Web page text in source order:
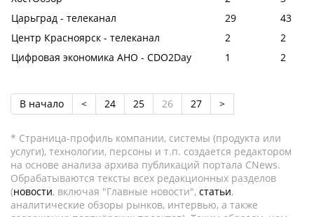
Царьград - телеканал
29
43
Центр Красноярск - телеканал
2
2
Цифровая экономика АНО - CDO2Day
1 2
В начало < 24 25 26 27 >
* Страница-профиль компании, системы (продукта или
услуги), технологии, персоны и т.п. создается редактором
на основе анализа архива публикаций портала CNews.
Обрабатываются тексты всех редакционных разделов
(новости, включая "Главные новости", статьи,
аналитические обзоры рынков, интервью, а также